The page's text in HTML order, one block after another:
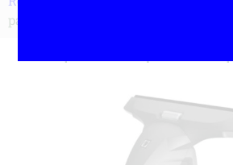
particulares!